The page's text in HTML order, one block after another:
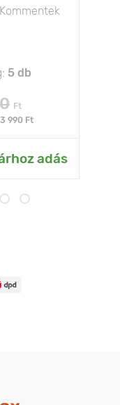
5 db
Ft
990 Ft
adás